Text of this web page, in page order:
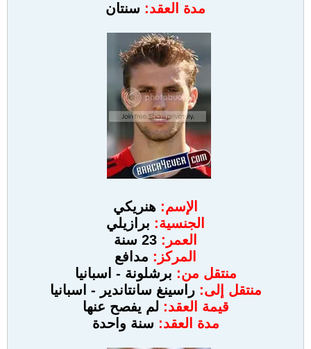
مدة العقد: سنتان
الإسم: هنريكي
الجنسية: برازيلي
العمر:
المركز: مدافع
منتقل من: برشلونة - اسبانيا
منتقل إلى:راسينغ سانتاندير - اسبانيا
قيمة العقد: لم يفصح عنها
مدة العقد: سنة واحدة